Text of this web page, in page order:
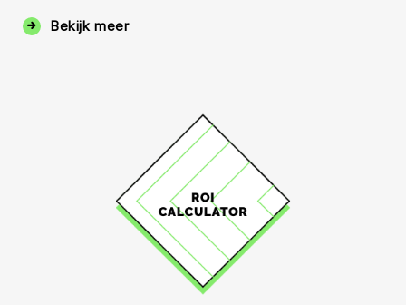
Bekijk meer